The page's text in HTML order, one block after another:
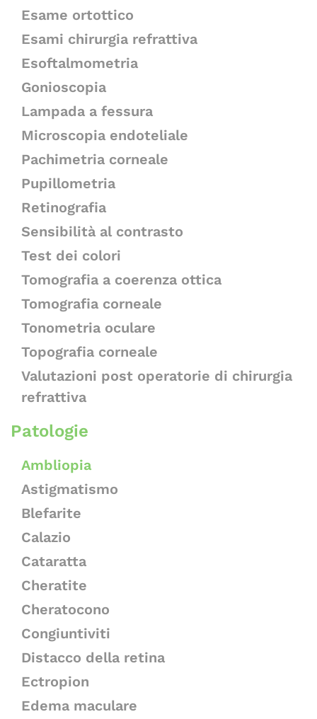
Esame ortottico
Esami chirurgia refrattiva
Esoftalmometria
Gonioscopia
Lampada a fessura
Microscopia endoteliale
Pachimetria corneale
Pupillometria
Retinografia
Sensibilità al contrasto
Test dei colori
Tomografia a coerenza ottica
Tomografia corneale
Tonometria oculare
Topografia corneale
Valutazioni post operatorie di chirurgia
refrattiva
Patologie
Ambliopia
Astigmatismo
Blefarite
Calazio
Cataratta
Cheratite
Cheratocono
Congiuntiviti
Distacco della retina
Ectropion
Edema maculare